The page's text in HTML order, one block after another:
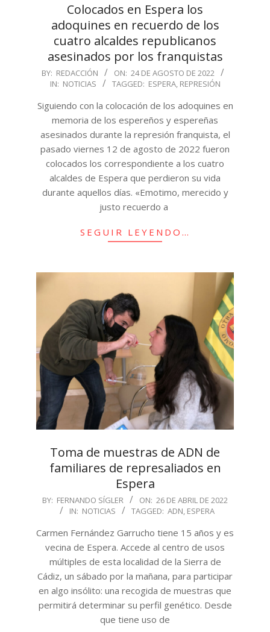
Colocados en Espera los
adoquines en recuerdo de los
cuatro alcaldes republicanos
asesinados por los franquistas
2022-
BY: REDACCIÓN ON: 24 DE AGOSTO DE 2022
IN: NOTICIAS TAGGED: ESPERA, REPRESIÓN
Siguiendo con la colocación de los adoquines en
memoria de los espereños y espereñas
asesinados durante la represión franquista, el
pasado viernes 12 de agosto de 2022 fueron
colocados los correspondiente a los cuatro
alcaldes de Espera que perdieron su vida
durante aquellos días. «Emotimo, merecido y
justo recuerdo a
SEGUIR LEYENDO…
Toma de muestras de ADN de
familiares de represaliados en
Espera
2022-
BY: FERNANDO SÍGLER ON: 26 DE ABRIL DE 2022
IN: NOTICIAS TAGGED: ADN, ESPERA
Carmen Fernández Garrucho tiene 15 años y es
vecina de Espera. Accede al centro de usos
múltiples de esta localidad de la Sierra de
Cádiz, un sábado por la mañana, para participar
en algo insólito: una recogida de muestras que
permitirá determinar su perfil genético. Desde
que tiene uso de